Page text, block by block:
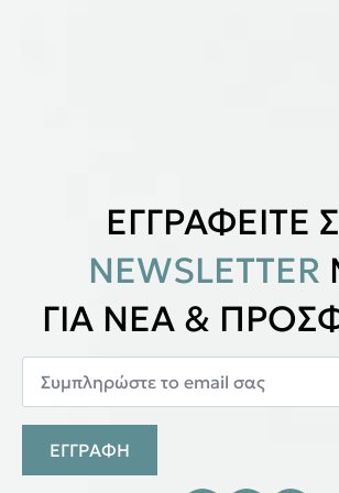
ΕΓΓΡΑΦΕΙΤΕ
NEWSLETTER
ΓΙΑ ΝΕΑ &
ΕΓΓΡΑΦΗ